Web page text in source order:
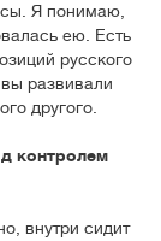
Я понимаю,
ею. Есть
русского
развивали
другого.
контролем
внутри сидит